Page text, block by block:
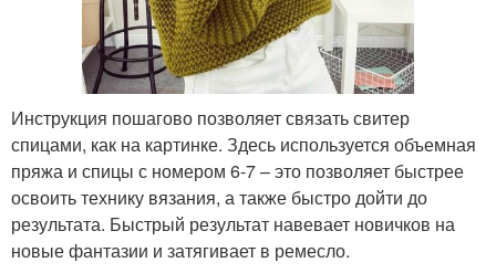
Инструкция пошагово позволяет связать свитер
спицами, как на картинке. Здесь используется объемная
пряжа и спицы с номером 6-7 – это позволяет быстрее
освоить технику вязания, а также быстро дойти до
результата. Быстрый результат навевает новичков на
новые фантазии и затягивает в ремесло.